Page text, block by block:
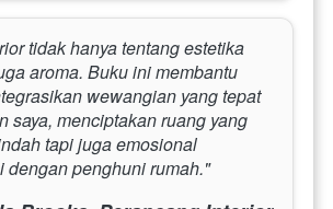
tidak hanya tentang estetika
aroma. Buku ini membantu
wewangian yang tepat
saya, menciptakan ruang yang
tapi juga emosional
dengan penghuni rumah."